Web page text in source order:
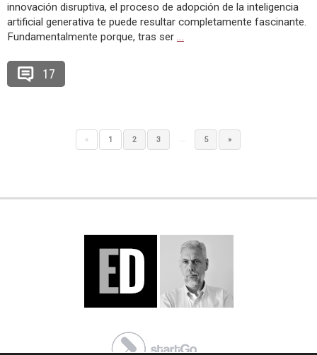
innovación disruptiva, el proceso de adopción de la inteligencia
artificial generativa te puede resultar completamente fascinante.
Fundamentalmente porque, tras ser …
17
« 1 2 3 … 5 »